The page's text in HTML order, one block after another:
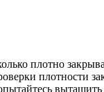
плотно
плотности